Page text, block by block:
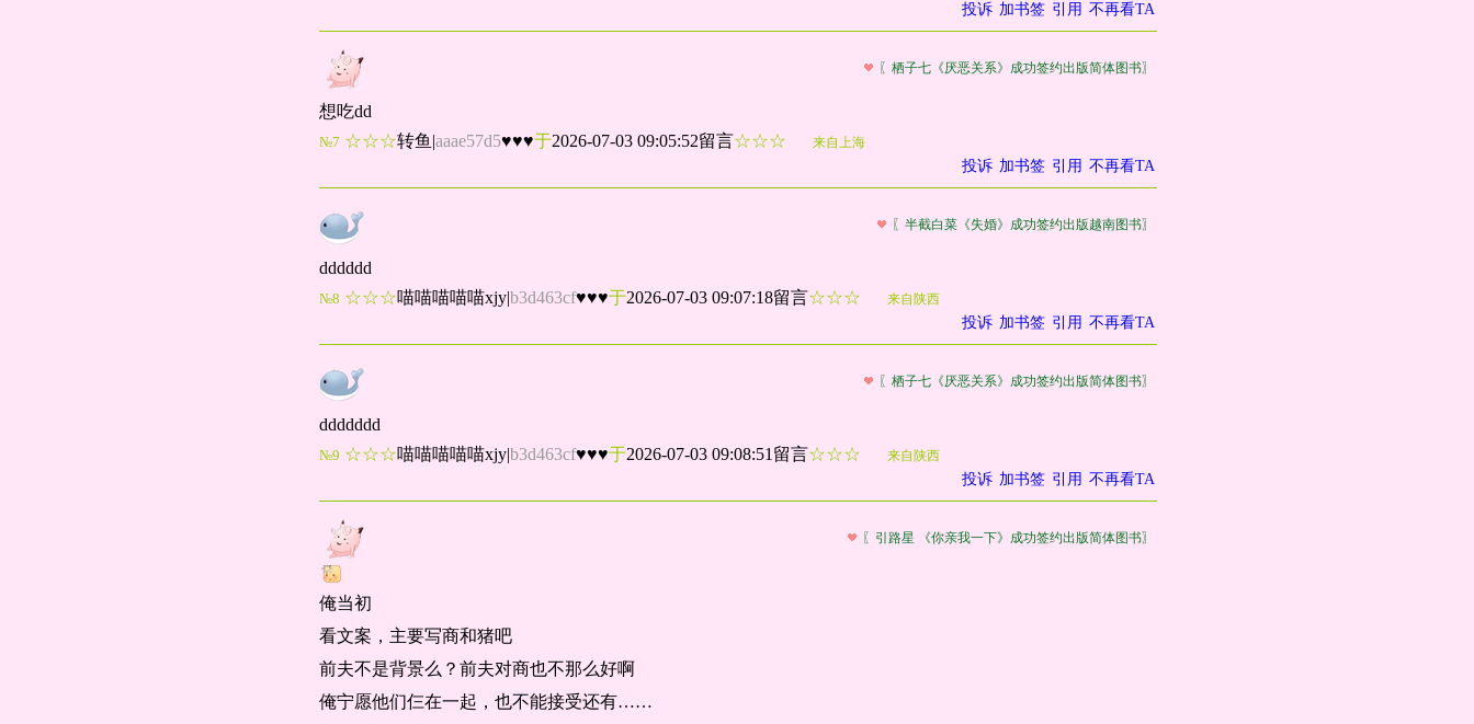
投诉 加书签 引用 不再看TA
〖栖子七《厌恶关系》成功签约出版简体图书〗
想吃dd
№7 ☆☆☆转鱼 |aaae57d5♥♥♥于2026-07-03 09:05:52留言☆☆☆ 来自上海
投诉 加书签 引用 不再看TA
〖半截白菜《失婚》成功签约出版越南图书〗
dddddd
№8 ☆☆☆喵喵喵喵喵xjy|b3d463cf♥♥♥于2026-07-03 09:07:18留言☆☆☆ 来自陕西
投诉 加书签 引用 不再看TA
〖栖子七《厌恶关系》成功签约出版简体图书〗
ddddddd
№9 ☆☆☆喵喵喵喵喵xjy|b3d463cf♥♥♥于2026-07-03 09:08:51留言☆☆☆ 来自陕西
投诉 加书签 引用 不再看TA
〖引路星 《你亲我一下》成功签约出版简体图书〗
俺当初
看文案，主要写商和猪吧
前夫不是背景么？前夫对商也不那么好啊
俺宁愿他们仨在一起，也不能接受还有……